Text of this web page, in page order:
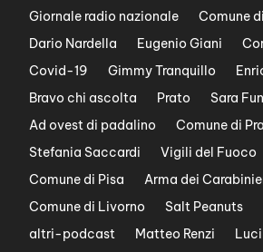
Giornale radio nazionale
Comune
Dario Nardella
Eugenio Giani
Covid-19
Gimmy Tranquillo
Bravo chi ascolta
Prato Sara
Ad ovest di padalino
Comune di
Stefania Saccardi
Vigili del Fuoco
Comune di Pisa
Arma dei
Comune di Livorno
Salt Peanuts
altri-podcast
Matteo Renzi